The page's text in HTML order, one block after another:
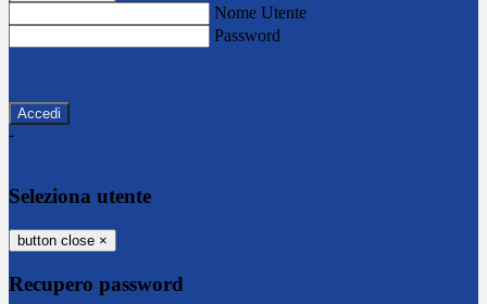
Nome Utente
Password
-
Seleziona utente
button close ×
Recupero password